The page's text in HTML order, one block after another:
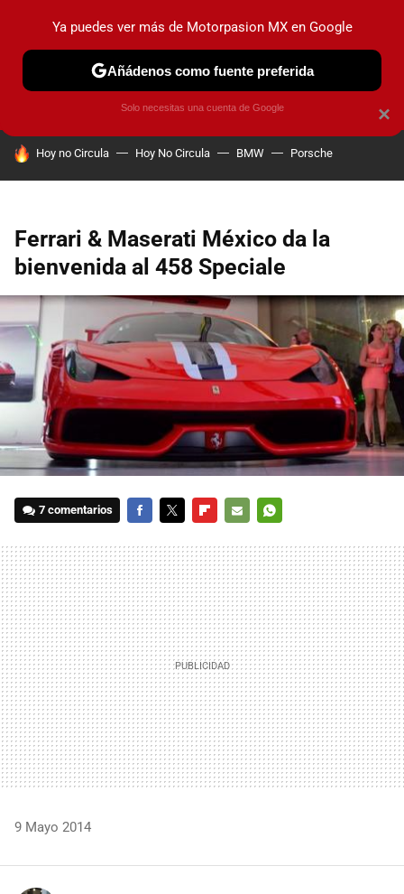
PRUEBAS INDUSTRIA HOY NO CIRCULA
HOY SE HABLA DE
Hoy no Circula Hoy No Circula BMW Porsche
Ferrari & Maserati México da la
bienvenida al 458 Speciale
7 comentarios
MAIL
9 Mayo 2014
×
Ya puedes ver más de Motorpasion MX en Google
Añádenos como fuente preferida
Solo necesitas una cuenta de Google